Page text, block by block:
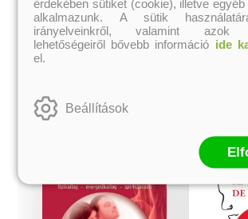
kosárba kosárba
érdekében sütiket (cookie), illetve
alkalmazunk. A sütik
irányelveinkről, valamint azok
lehetőségeiről bővebb információ ide
el.
Beállítások